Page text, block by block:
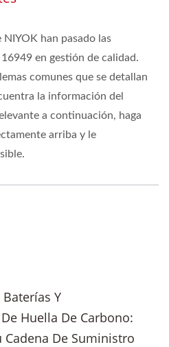
NIYOK han pasado las
en gestión de calidad.
comunes que se detallan
la información del
a continuación, haga
arriba y le
Y
Huella De Carbono:
Cadena De Suministro